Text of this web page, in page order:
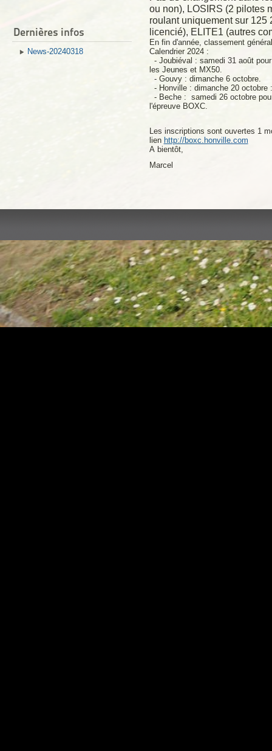
Dernières infos
News-20240318
ou non), LOSIRS (2 pilotes
roulant uniquement sur 125
licencié), ELITE1 (autres
En fin d'année, classement
Calendrier 2024 :
- Joubiéval : samedi 31 août
les Jeunes et MX50.
- Gouvy : dimanche 6 octobre.
- Honville : dimanche 20 octobre
- Beche : samedi 26 octobre
l'épreuve BOXC.
Les inscriptions sont ouvertes 1
lien http://boxc.honville.com
A bientôt,
Marcel